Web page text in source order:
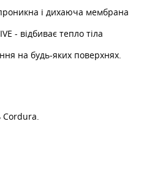
і дихаюча мембрана
- відбиває тепло тіла
на будь-яких поверхнях.
Сordura.